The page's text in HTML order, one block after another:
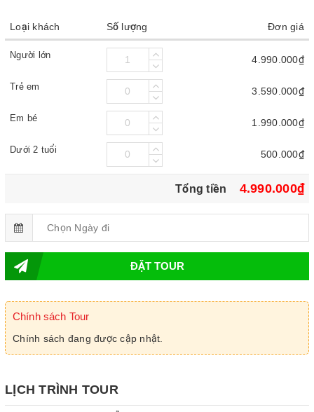
Loại khách Số lượng Đơn giá
Người lớn 4.990.000₫
Trẻ em 3.590.000₫
Em bé 1.990.000₫
Dưới 2 tuổi 500.000₫
Tổng tiền 4.990.000₫
ĐẶT TOUR
Chính sách Tour
Chính sách đang được cập nhật.
LỊCH TRÌNH TOUR